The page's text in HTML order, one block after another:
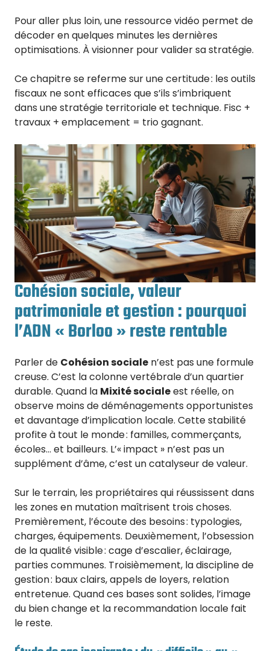
Pour aller plus loin, une ressource vidéo permet de
décoder en quelques minutes les dernières
optimisations. À visionner pour valider sa stratégie.
Ce chapitre se referme sur une certitude : les outils
fiscaux ne sont efficaces que s’ils s’imbriquent
dans une stratégie territoriale et technique. Fisc +
travaux + emplacement = trio gagnant.
Cohésion sociale, valeur
patrimoniale et gestion : pourquoi
l’ADN « Borloo » reste rentable
Parler de Cohésion sociale n’est pas une formule
creuse. C’est la colonne vertébrale d’un quartier
durable. Quand la Mixité socialeest réelle, on
observe moins de déménagements opportunistes
et davantage d’implication locale. Cette stabilité
profite à tout le monde : familles, commerçants,
écoles… et bailleurs. L’« impact » n’est pas un
supplément d’âme, c’est un catalyseur de valeur.
Sur le terrain, les propriétaires qui réussissent dans
les zones en mutation maîtrisent trois choses.
Premièrement, l’écoute des besoins : typologies,
charges, équipements. Deuxièmement, l’obsession
de la qualité visible : cage d’escalier, éclairage,
parties communes. Troisièmement, la discipline de
gestion : baux clairs, appels de loyers, relation
entretenue. Quand ces bases sont solides, l’image
du bien change et la recommandation locale fait
le reste.